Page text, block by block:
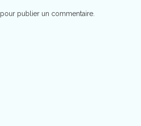
pour publier un commentaire.